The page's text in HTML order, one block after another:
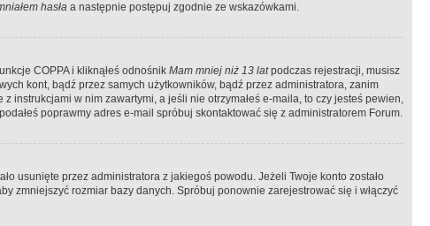
hasła a następnie postępuj zgodnie ze wskazówkami.
COPPA i kliknąłeś odnośnik Mam mniej niż 13 latpodczas rejestracji, musisz
kont, bądź przez samych użytkowników, bądź przez administratora, zanim
instrukcjami w nim zawartymi, a jeśli nie otrzymałeś e-maila, to czy jesteś pewien,
poprawmy adres e-mail spróbuj skontaktować się z administratorem Forum.
usunięte przez administratora z jakiegoś powodu. Jeżeli Twoje konto zostało
zmniejszyć rozmiar bazy danych. Spróbuj ponownie zarejestrować się i włączyć